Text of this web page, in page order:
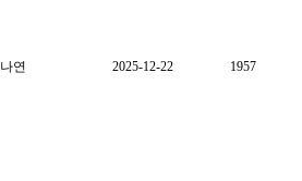
연 2025-12-22 1957